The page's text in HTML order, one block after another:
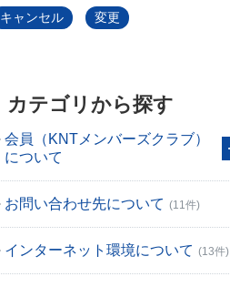
キャンセル 変更
カテゴリから探す
会員（KNTメンバーズクラブ）
について
お問い合わせ先について (11件)
インターネット環境について (13件)